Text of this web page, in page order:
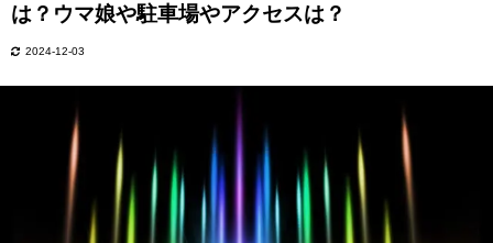
は？ウマ娘や駐車場やアクセスは？
2024-12-03